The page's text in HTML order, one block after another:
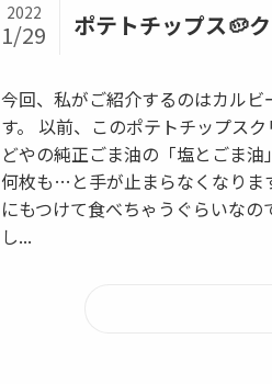
ポテトチップス🥔
2022
1/29
今回、私がご紹介するのはカル
す。 以前、このポテトチップス
どやの純正ごま油の「塩とごま
何枚も…と手が止まらなくなり
にもつけて食べちゃうぐらいな
し...